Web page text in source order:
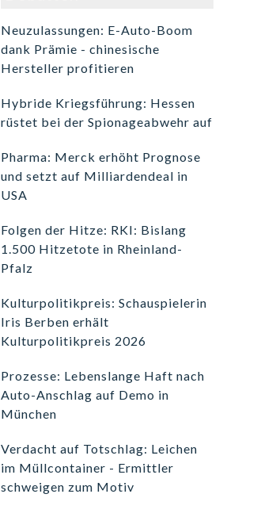
Neuzulassungen: E-Auto-Boom
dank Prämie - chinesische
Hersteller profitieren
Hybride Kriegsführung: Hessen
rüstet bei der Spionageabwehr auf
Pharma: Merck erhöht Prognose
und setzt auf Milliardendeal in
USA
Folgen der Hitze: RKI: Bislang
1.500 Hitzetote in Rheinland-
Pfalz
Kulturpolitikpreis: Schauspielerin
Iris Berben erhält
Kulturpolitikpreis 2026
Prozesse: Lebenslange Haft nach
Auto-Anschlag auf Demo in
München
Verdacht auf Totschlag: Leichen
im Müllcontainer - Ermittler
schweigen zum Motiv